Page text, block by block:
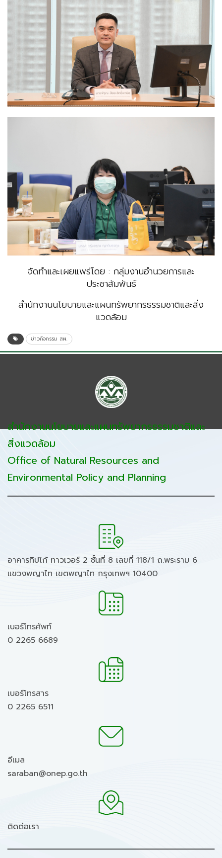
จัดทำและเผยแพร่โดย : กลุ่มงานอำนวยการและ
ประชาสัมพันธ์
สำนักงานนโยบายและแผนทรัพยากรธรรมชาติและสิ่ง
แวดล้อม
ข่าวกิจกรรม สผ.
สำนักงานนโยบายและแผนทรัพยากรธรรมชาติและ
สิ่งแวดล้อม
Office of Natural Resources and
Environmental Policy and Planning
อาคารทิปโก้ ทาวเวอร์ 2 ชั้นที่ 8 เลขที่ 118/1 ถ.พระราม 6
แขวงพญาไท เขตพญาไท กรุงเทพฯ 10400
เบอร์โทรศัพท์
0 2265 6689
เบอร์โทรสาร
0 2265 6511
อีเมล
saraban@onep.go.th
ติดต่อเรา